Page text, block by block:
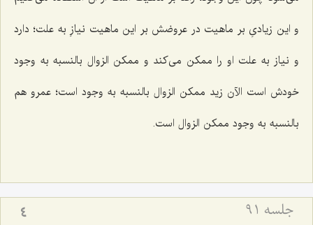
و این زیادىِ بر ماهیت در عروضش بر این ماهیت نیازِ به علت؛ دارد
و نیاز به علت او را ممكن مى‌كند و ممكن الزوال بالنسبه به وجود
خودش است الآن زید ممكن الزوال بالنسبه به وجود است؛ عمرو هم
بالنسبه به وجود ممكن الزوال است.
جلسه ۹۱ 4